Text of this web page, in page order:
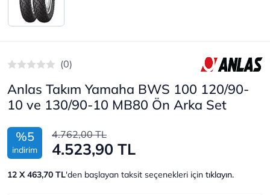
(0)
Anlas Takım Yamaha BWS 100 120/90-
10 ve 130/90-10 MB80 Ön Arka Set
%5
indirim
4.762,00 TL
4.523,90 TL
12 X 463,70 TL'den başlayan taksit seçenekleri için tıklayın.